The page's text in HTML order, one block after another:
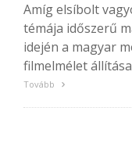
Amíg elsíbolt
témája időszerű
idején a magyar
filmelmélet
Tovább